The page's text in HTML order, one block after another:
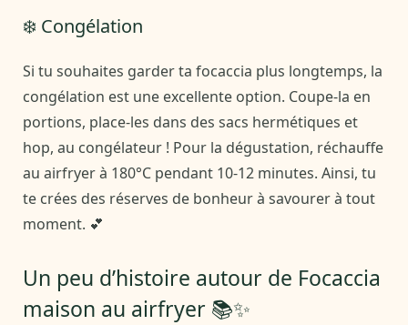
❄️ Congélation
Si tu souhaites garder ta focaccia plus longtemps, la
congélation est une excellente option. Coupe-la en
portions, place-les dans des sacs hermétiques et
hop, au congélateur ! Pour la dégustation, réchauffe
au airfryer à 180°C pendant 10-12 minutes. Ainsi, tu
te crées des réserves de bonheur à savourer à tout
moment. 💕
Un peu d’histoire autour de Focaccia
maison au airfryer 📚✨